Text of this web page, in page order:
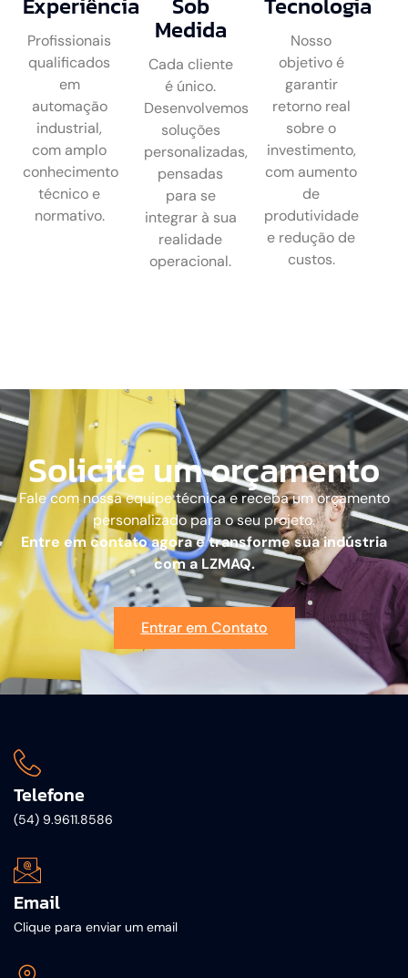
Profissionais
qualificados
em
automação
industrial,
com amplo
conhecimento
técnico e
normativo.
Medida
Cada cliente
é único.
Desenvolvemos
soluções
personalizadas,
pensadas
para se
integrar à sua
realidade
operacional.
Nosso
objetivo é
garantir
retorno real
sobre o
investimento,
com aumento
de
produtividade
e redução de
custos.
Solicite um orçamento
Fale com nossa equipe técnica e receba um orçamento
personalizado para o seu projeto.
Entre em contato agora e transforme sua indústria
com a LZMAQ.
Entrar em Contato
Telefone
(54) 9.9611.8586
Email
Clique para enviar um email